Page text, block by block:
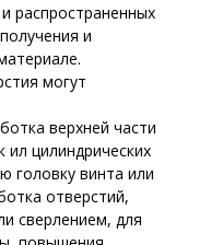
распространенных
и
могут
верхней части
ил цилиндрических
головку винта или
отверстий,
сверлением, для